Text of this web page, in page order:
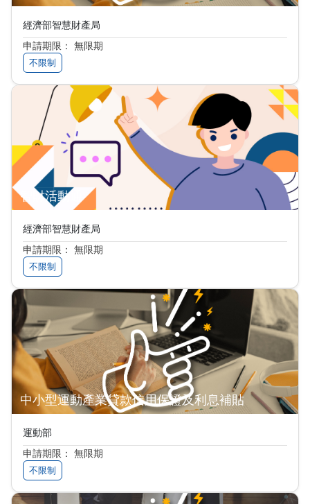
經濟部智慧財產局
申請期限： 無限期
不限制
智財活動通
經濟部智慧財產局
申請期限： 無限期
不限制
中小型運動產業貸款信用保證及利息補貼
運動部
申請期限： 無限期
不限制